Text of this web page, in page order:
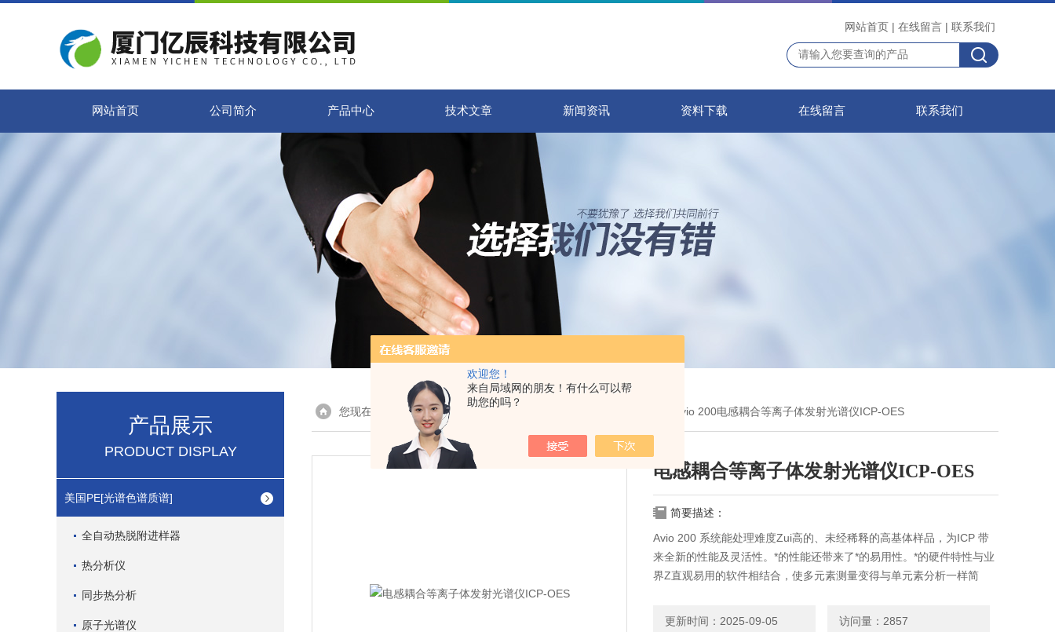
欢迎您！
来自局域网的朋友！有什么可以帮
助您的吗？
网站首页 | 在线留言 | 联系我们
网站首页 公司简介 产品中心 技术文章 新闻资讯 资料下载 在线留言 联系我们
产品展示
PRODUCT DISPLAY
美国PE[光谱色谱质谱]
全自动热脱附进样器
热分析仪
同步热分析
原子光谱仪
您现在的位置：首页> 产品展示 > 美国PE[光谱色谱质谱] > Avio 200电感耦合等离子体发射光谱仪ICP-OES
电感耦合等离子体发射光谱仪ICP-OES
简要描述：
Avio 200 系统能处理难度Zui高的、未经稀释的高基体样品，为ICP 带
来全新的性能及灵活性。*的性能还带来了*的易用性。*的硬件特性与业
界Z直观易用的软件相结合，使多元素测量变得与单元素分析一样简
电感耦合等离子体发射光谱仪ICP-OES Avio™ 200系统能处理难度zui
更新时间：2025-09-05 访问量：2857